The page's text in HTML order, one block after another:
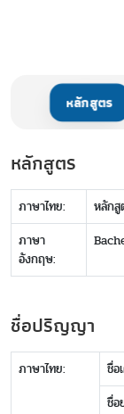
หลักสูตร
หลักสูตร
ภาษาไทย:
หลัก
ภาษา
อังกฤษ:
ชื่อปริญญา
ภาษาไทย: ชื่อ
ชื่อ